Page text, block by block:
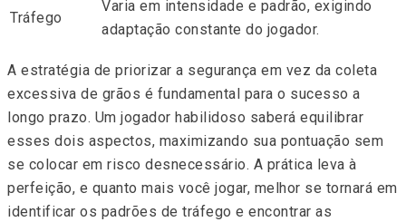
Tráfego
Varia em intensidade e padrão, exigindo
adaptação constante do jogador.
A estratégia de priorizar a segurança em vez da coleta
excessiva de grãos é fundamental para o sucesso a
longo prazo. Um jogador habilidoso saberá equilibrar
esses dois aspectos, maximizando sua pontuação sem
se colocar em risco desnecessário. A prática leva à
perfeição, e quanto mais você jogar, melhor se tornará em
identificar os padrões de tráfego e encontrar as